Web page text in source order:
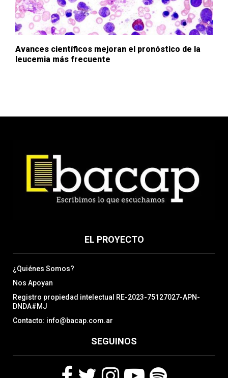
Avances científicos mejoran el pronóstico de la
leucemia más frecuente
EL PROYECTO
¿Quiénes Somos?
Nos Apoyan
Registro propiedad intelectual RE-2023-75127027-APN-
DNDA#MJ
Contacto: info@bacap.com.ar
SEGUINOS